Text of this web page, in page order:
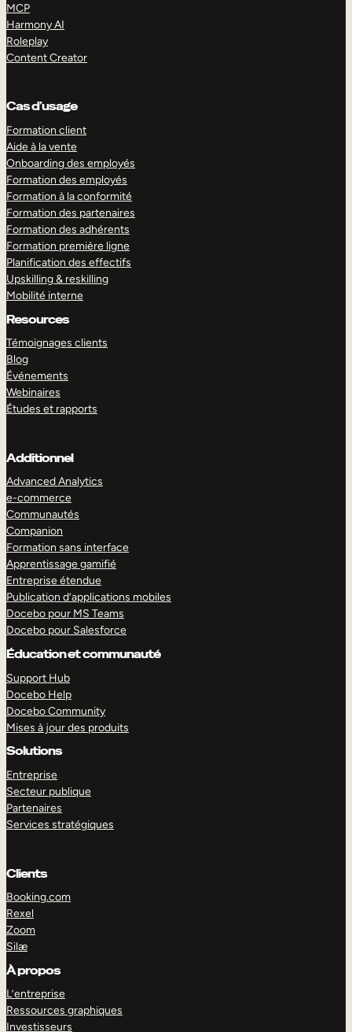
MCP
Harmony AI
Roleplay
Content Creator
Cas d’usage
Formation client
Aide à la vente
Onboarding des employés
Formation des employés
Formation à la conformité
Formation des partenaires
Formation des adhérents
Formation première ligne
Planification des effectifs
Upskilling & reskilling
Mobilité interne
Resources
Témoignages clients
Blog
Événements
Webinaires
Études et rapports
Additionnel
Advanced Analytics
e-commerce
Communautés
Companion
Formation sans interface
Apprentissage gamifié
Entreprise étendue
Publication d’applications mobiles
Docebo pour MS Teams
Docebo pour Salesforce
Éducation et communauté
Support Hub
Docebo Help
Docebo Community
Mises à jour des produits
Solutions
Entreprise
Secteur publique
Partenaires
Services stratégiques
Clients
Booking.com
Rexel
Zoom
Silæ
À propos
L’entreprise
Ressources graphiques
Investisseurs